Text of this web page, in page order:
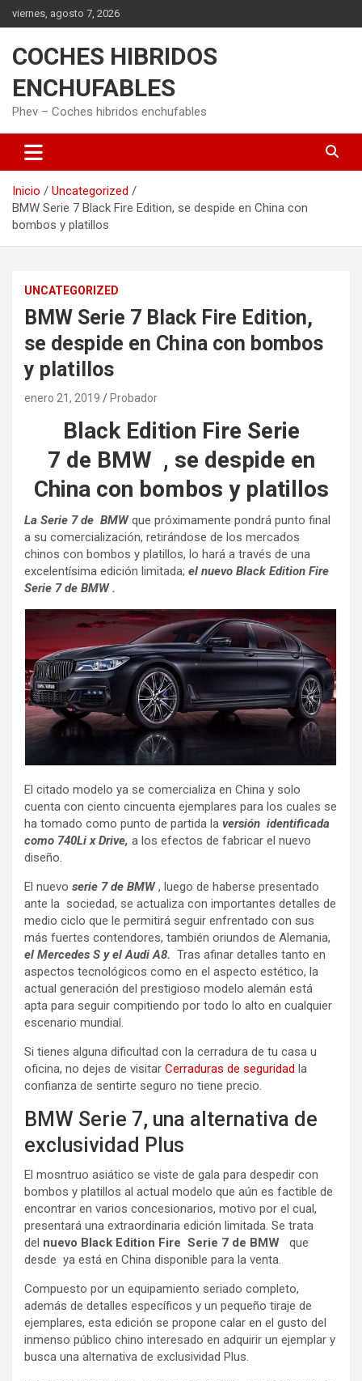
Saltar
al
viernes, agosto 7, 2026
COCHES HIBRIDOS
ENCHUFABLES
Phev – Coches hibridos enchufables
Inicio
Uncategorized
BMW Serie 7 Black Fire Edition, se despide en China con
bombos y platillos
UNCATEGORIZED
BMW Serie 7 Black Fire Edition,
se despide en China con bombos
y platillos
enero 21, 2019 Probador
Black Edition Fire Serie
7 de BMW , se despide en
China con bombos y platillos
La Serie 7 de BMWque próximamente pondrá punto final
a su comercialización, retirándose de los mercados
chinos con bombos y platillos, lo hará a través de una
excelentísima edición limitada; el nuevo Black Edition Fire
Serie 7 de BMW .
El citado modelo ya se comercializa en China y solo
cuenta con ciento cincuenta ejemplares para los cuales se
ha tomado como punto de partida la versión identificada
como 740Li x Drive, a los efectos de fabricar el nuevo
diseño.
El nuevo serie 7 de BMW, luego de haberse presentado
ante la sociedad, se actualiza con importantes detalles de
medio ciclo que le permitirá seguir enfrentado con sus
más fuertes contendores, también oriundos de Alemania,
el Mercedes S yel Audi A8. Tras afinar detalles tanto en
aspectos tecnológicos como en el aspecto estético, la
actual generación del prestigioso modelo alemán está
apta para seguir compitiendo por todo lo alto en cualquier
escenario mundial.
Si tienes alguna dificultad con la cerradura de tu casa u
oficina, no dejes de visitar Cerraduras de seguridad la
confianza de sentirte seguro no tiene precio.
BMW Serie 7, una alternativa de
exclusividad Plus
El mosntruo asiático se viste de gala para despedir con
bombos y platillos al actual modelo que aún es factible de
encontrar en varios concesionarios, motivo por el cual,
presentará una extraordinaria edición limitada. Se trata
del nuevo Black Edition Fire Serie 7 de BMW que
desde ya está en China disponible para la venta.
Compuesto por un equipamiento seriado completo,
además de detalles específicos y un pequeño tiraje de
ejemplares, esta edición se propone calar en el gusto del
inmenso público chino interesado en adquirir un ejemplar y
busca una alternativa de exclusividad Plus.